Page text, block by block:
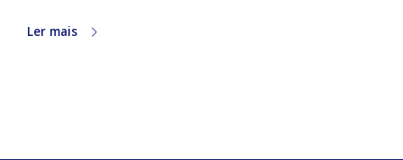
Ler mais